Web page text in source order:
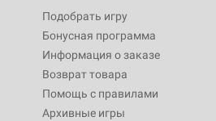
Подобрать игру
Бонусная программа
Информация о заказе
Возврат товара
Помощь с правилами
Архивные игры